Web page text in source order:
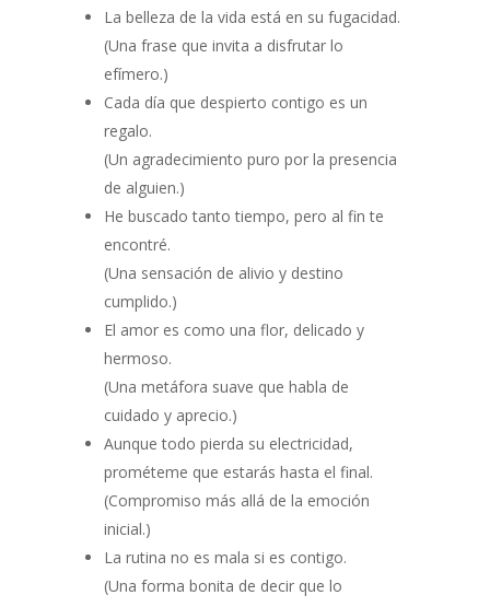
La belleza de la vida está en su fugacidad.
(Una frase que invita a disfrutar lo
efímero.)
Cada día que despierto contigo es un
regalo.
(Un agradecimiento puro por la presencia
de alguien.)
He buscado tanto tiempo, pero al fin te
encontré.
(Una sensación de alivio y destino
cumplido.)
El amor es como una flor, delicado y
hermoso.
(Una metáfora suave que habla de
cuidado y aprecio.)
Aunque todo pierda su electricidad,
prométeme que estarás hasta el final.
(Compromiso más allá de la emoción
inicial.)
La rutina no es mala si es contigo.
(Una forma bonita de decir que lo